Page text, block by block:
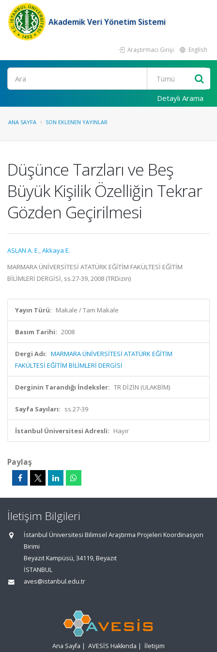
Akademik Veri Yönetim Sistemi
Araştırmacı Girişi English
Ara
Detaylı Arama
ANA SAYFA SON EKLENEN YAYINLAR
Düşünce Tarzları ve Beş
Büyük Kişilik Özelliğin Tekrar
Gözden Geçirilmesi
ASLAN A. E.,Akkaya E.
MARMARA ÜNİVERSİTESİ ATATÜRK EĞİTİM FAKÜLTESİ EĞİTİM
BİLİMLERİ DERGİSİ, ss.27-39, 2008 (TRDizin)
Yayın Türü: Makale / Tam Makale
Basım Tarihi: 2008
Dergi Adı: MARMARA ÜNİVERSİTESİ ATATÜRK EĞİTİM
FAKÜLTESİ EĞİTİM BİLİMLERİ DERGİSİ
Derginin Tarandığı İndeksler: TR DİZİN (ULAKBİM)
Sayfa Sayıları: ss.27-39
İstanbul Üniversitesi Adresli: Hayır
Paylaş
İletişim Bilgileri
İstanbul Üniversitesi Bilimsel Araştırma Projeleri Koordinasyon
Birimi
Beyazıt Kampüsü, 34119, Beyazıt
İSTANBUL
aves@istanbul.edu.tr
Ana Sayfa | AVESİS Hakkında | İletişim